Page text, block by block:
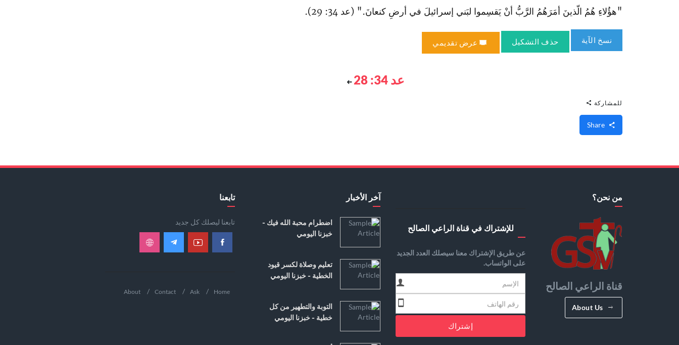
"هؤُلاءِ هُمُ الّذينَ أمَرَهُمُ الرَّبُّ أنْ يَقسِموا لبَني إسرائيلَ في أرضِ كنعانَ." (عد 34: 29).
نسخ الآية حذف التشكيل عرض تقديمي
عد 34: 28
للمشاركة
من نحن؟
قناة الراعي الصالح
About Us
للإشتراك في قناة الراعي الصالح
عن طريق الإشتراك معنا سيصلك العدد الجديد
على الواتساب.
إشتراك
آخر الأخبار
اضطرام محبة الله فيك -
خبزنا اليومي
تعليم وصلاة لكسر قيود
الخطية - خبزنا اليومي
التوبة والتطهير من كل
خطية - خبزنا اليومي
تابعنا
تابعنا ليصلك كل جديد
Home
Ask
Contact
About